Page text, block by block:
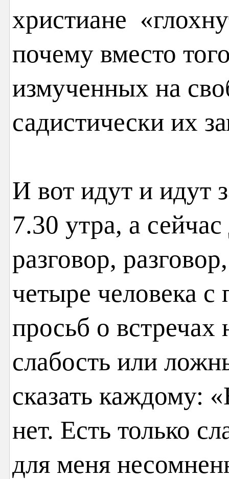
христиане
почему вместо
измученных на
садистически их
И вот идут и идут
7.30 утра, а
разговор,
четыре человека
просьб о
слабость или
сказать каждому:
нет. Есть только
для меня